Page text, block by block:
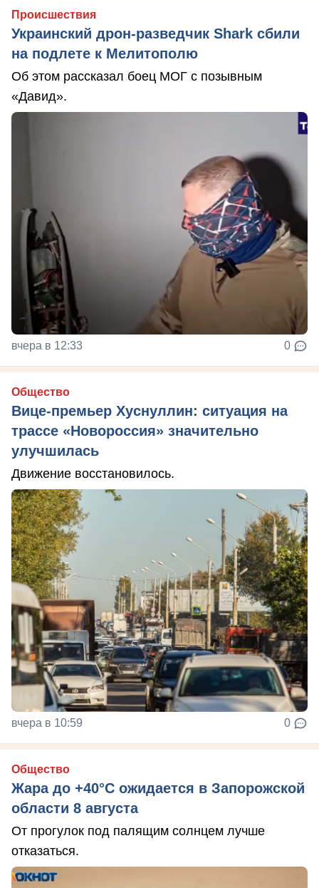
Происшествия
Украинский дрон-разведчик Shark сбили
на подлете к Мелитополю
Об этом рассказал боец МОГ с позывным
«Давид».
вчера в 12:33 0
Общество
Вице-премьер Хуснуллин: ситуация на
трассе «Новороссия» значительно
улучшилась
Движение восстановилось.
вчера в 10:59 0
Общество
Жара до +40°С ожидается в Запорожской
области 8 августа
От прогулок под палящим солнцем лучше
отказаться.